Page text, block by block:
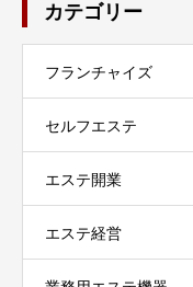
カテゴリー
フランチャイズ
セルフエステ
エステ開業
エステ経営